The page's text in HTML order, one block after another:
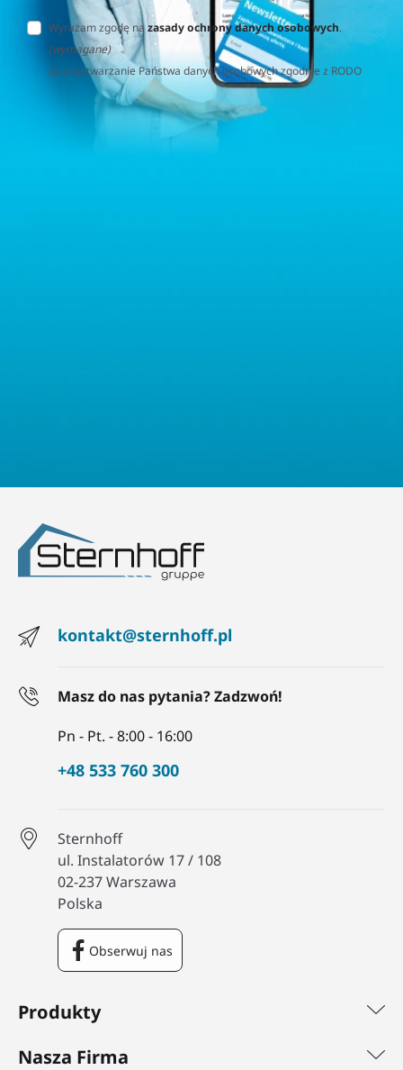
Wyrażam zgodę nazasady ochrony danych osobowych.
(wymagane)
Za przetwarzanie Państwa danych osobowych zgodnie z RODO
(Rozporządzenie o Ochronie Danych Osobowych) odpowiedzialna
jest firma Home&Decor Sp. z o.o., Instalatorów 17/108, 02-237
Warszawa, Polska, NIP: PL5223059837 („Administrator”). W
Produkty
Nasza Firma
kontakt@sternhoff.pl
Masz do nas pytania? Zadzwoń!
Pn - Pt. - 8:00 - 16:00
+48 533 760 300
Sternhoff
ul. Instalatorów 17 / 108
02-237 Warszawa
Polska
Obserwuj nas
Facebook